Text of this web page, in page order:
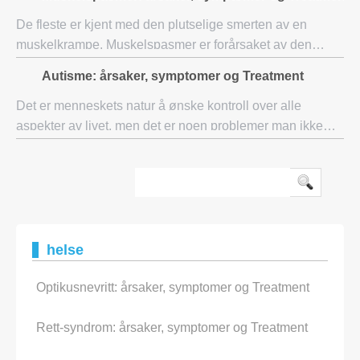
kler innsiden av bryst kalles par
De fleste er kjent med den plutselige smerten av en
muskelkrampe. Muskelspasmer er forårsaket av den
en enkelt muskel. Slike spasmer kan også fo
Autisme: årsaker, symptomer og Treatment
Det er menneskets natur å ønske kontroll over alle
aspekter av livet, men det er noen problemer man ikke
helse
Optikusnevritt: årsaker, symptomer og Treatment
Rett-syndrom: årsaker, symptomer og Treatment